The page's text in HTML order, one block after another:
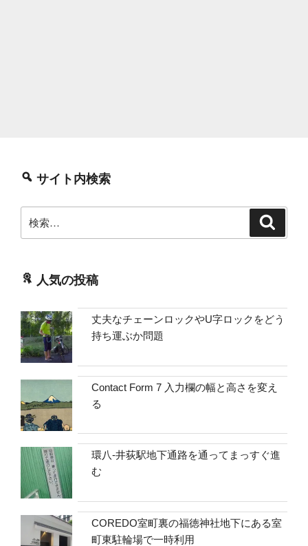
サイト内検索
索:
人気の投稿
丈夫なチェーンロックやU字ロックをどう
持ち運ぶか問題
Contact Form 7 入力欄の幅と高さを変え
る
環八-井荻駅地下通路を通ってまっすぐ進
む
COREDO室町裏の福徳神社地下にある室
町東駐輪場で一時利用